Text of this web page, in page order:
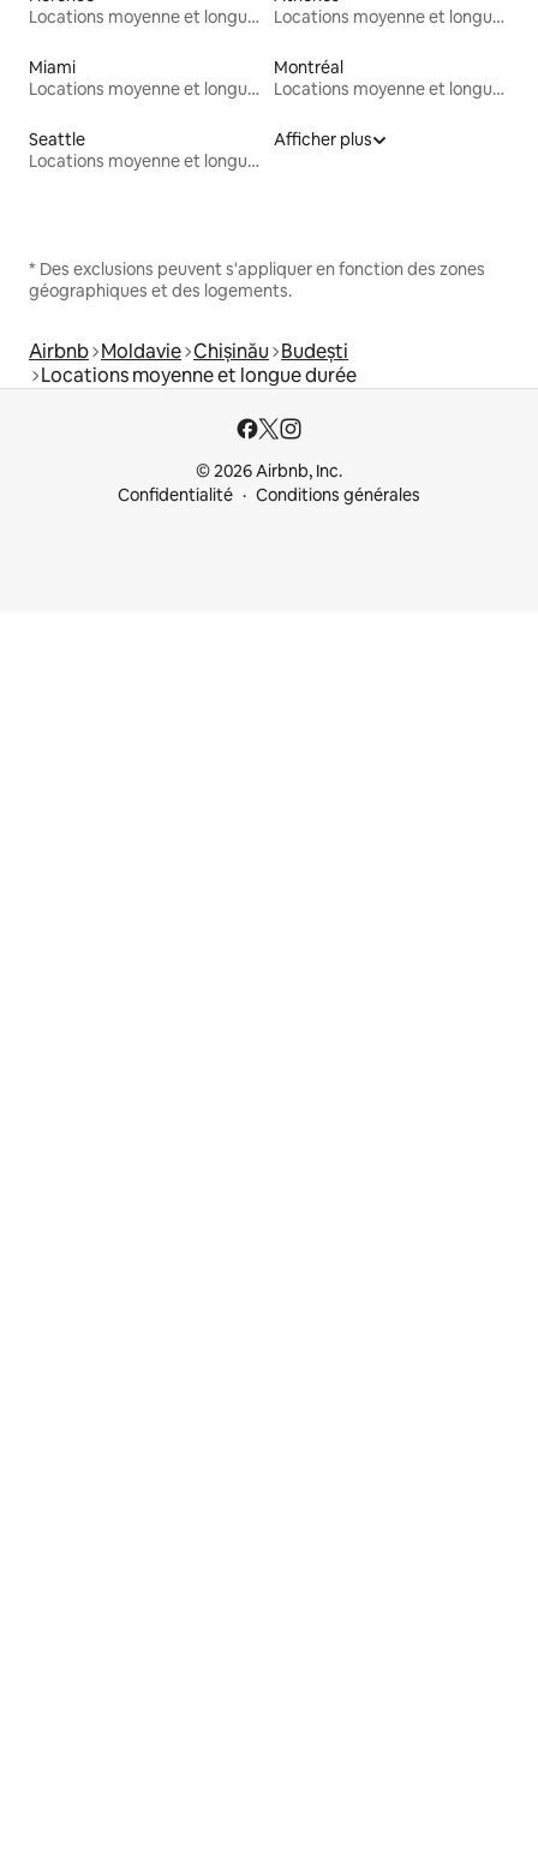
Locations moyenne et longue durée
Locations moyenne et longue durée
Miami
Locations moyenne et longue durée
Montréal
Locations moyenne et longue durée
Seattle
Locations moyenne et longue durée
Afficher plus
* Des exclusions peuvent s'appliquer en fonction des zones
géographiques et des logements.
Airbnb Moldavie Chișinău Budești
Locations moyenne et longue durée
© 2026 Airbnb, Inc.
Confidentialité
Conditions générales